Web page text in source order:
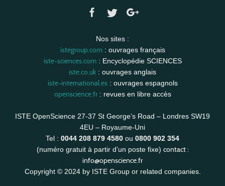
Nos sites :
istegroup.com: ouvrages français
iste-sciences.com: Encyclopédie SCIENCES
iste.co.uk : ouvrages anglais
iste-international.es: ouvrages espagnols
openscience.fr: revues en libre accès
ISTE OpenScience 27-37 St George’s Road – Londres SW19
4EU – Royaume-Uni
Tel : 0044 208 879 4580 ou 0800 902 354
(numéro gratuit à partir d’un poste fixe) contact :
info@openscience.fr
Copyright © 2024 by ISTE Group or related companies.